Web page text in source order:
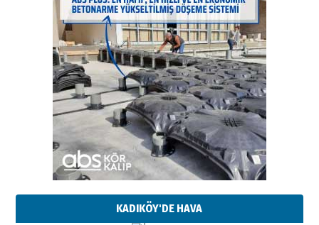
KADIKÖY'DE HAVA